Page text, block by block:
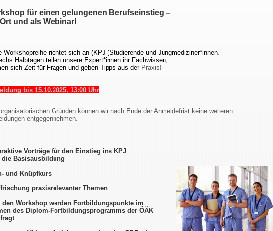
für einen gelungenen Berufseinstieg –
und als Webinar!
Workshopreihe richtet sich an (KPJ-)Studierende und Jungmediziner*innen.
Halbtagen teilen unsere Expert*innen ihr Fachwissen,
sich Zeit für Fragen und geben Tipps aus derPraxis!
bis 15.10.2025, 13:00 Uhr
Gründen können wir nach Ende der Anmeldefrist keine weiteren
entgegennehmen.
Vorträge für den Einstieg ins KPJ
die Basisausbildung
und Knüpfkurs
praxisrelevanter Themen
den Workshop werden Fortbildungspunkte im
des Diplom-Fortbildungsprogramms der ÖÄK